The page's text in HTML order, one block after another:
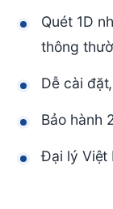
Quét 1D
thông
Dễ cài
Bảo hành
Đại lý Việt